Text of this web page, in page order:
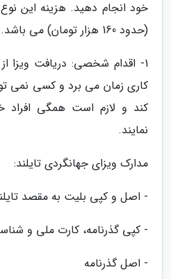
(حدود 160 هزار تومان) می باشد.
1- اقدام شخصی: دریافت ویزا
کاری زمان می برد و کسی نمی
کند و لازم است همگی افراد
نمایند.
مدارک ویزای جهانگردی تایلند:
- اصل و کپی بلیت به مقصد
- کپی گذرنامه، کارت ملی و
- اصل گذرنامه